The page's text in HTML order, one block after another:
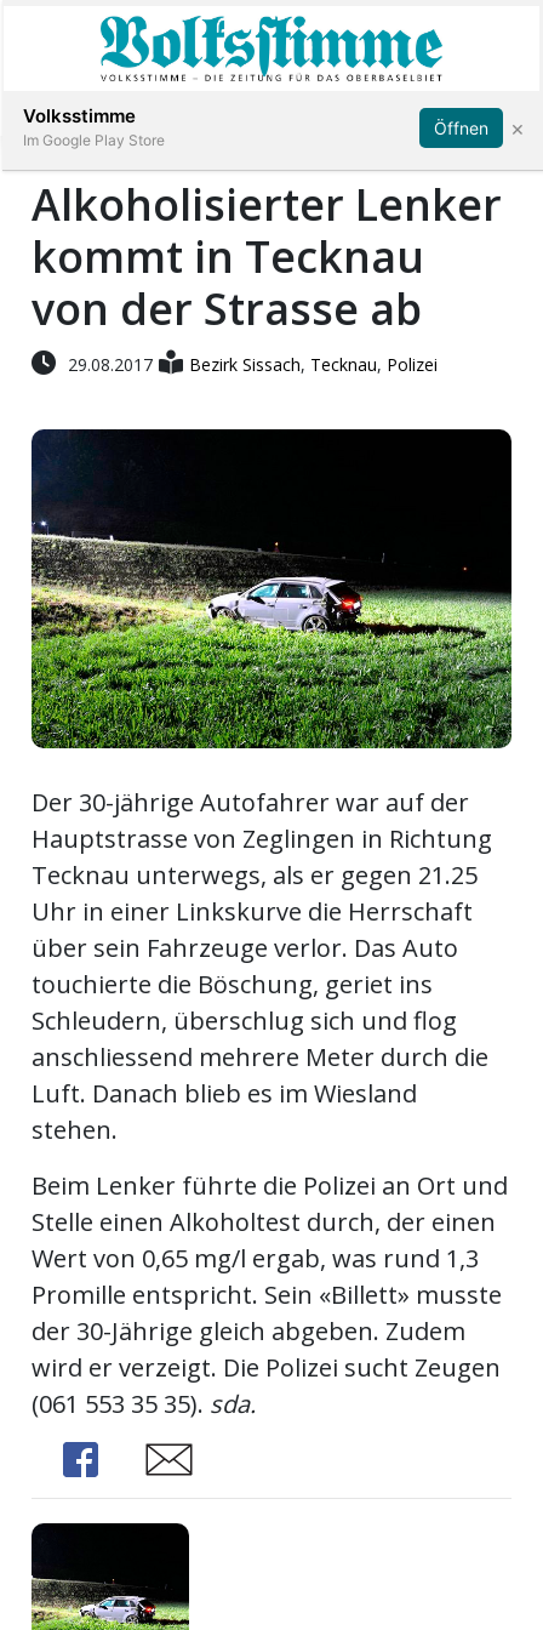
Veranstaltungen
Stellen
Paper
App
Fussball
Abonnieren Anmelden
Alkoholisierter Lenker
kommt in Tecknau
von der Strasse ab
29.08.2017 Bezirk Sissach, Tecknau, Polizei
Der 30-jährige Autofahrer war auf der
Hauptstrasse von Zeglingen in Richtung
Tecknau unterwegs, als er gegen 21.25
Uhr in einer Linkskurve die Herrschaft
über sein Fahrzeuge verlor. Das Auto
touchierte die Böschung, geriet ins
Schleudern, überschlug sich und flog
anschliessend mehrere Meter durch die
Luft. Danach blieb es im Wiesland
stehen.
Beim Lenker führte die Polizei an Ort und
Stelle einen Alkoholtest durch, der einen
Wert von 0,65 mg/l ergab, was rund 1,3
Promille entspricht. Sein «Billett» musste
der 30-Jährige gleich abgeben. Zudem
wird er verzeigt. Die Polizei sucht Zeugen
(061 553 35 35). sda.
Share
Share
Volksstimme
Im Google Play Store
Öffnen ×